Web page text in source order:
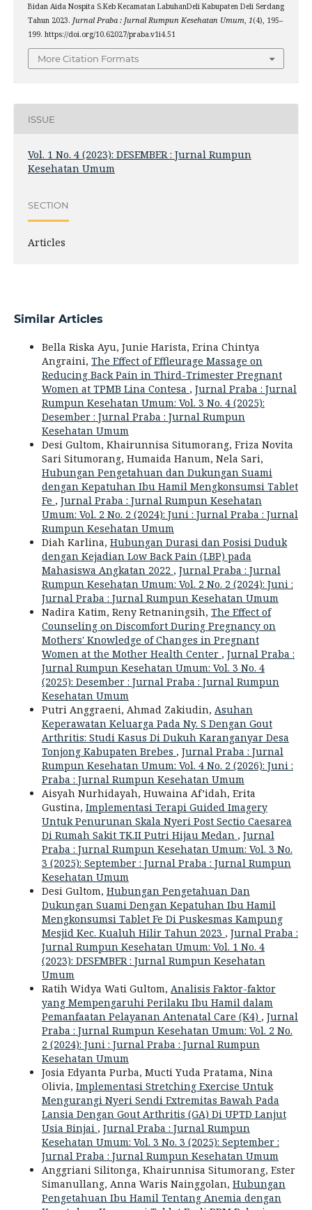
Bidan Aida Nospita S.Keb Kecamatan LabuhanDeli Kabupaten Deli Serdang
Tahun 2023. Jurnal Praba : Jurnal Rumpun Kesehatan Umum 1(4), 195–
199. https://doi.org/10.62027/praba.v1i4.51
More Citation Formats
ISSUE
Vol. 1 No. 4 (2023): DESEMBER : Jurnal Rumpun
Kesehatan Umum
SECTION
Articles
Similar Articles
Bella Riska Ayu, Junie Harista, Erina Chintya
Angraini, The Effect of Effleurage Massage on
Reducing Back Pain in Third-Trimester Pregnant
Women at TPMB Lina Contesa , Jurnal Praba : Jurnal
Rumpun Kesehatan Umum: Vol. 3 No. 4 (2025):
Desember : Jurnal Praba : Jurnal Rumpun
Kesehatan Umum
Desi Gultom, Khairunnisa Situmorang, Friza Novita
Sari Situmorang, Humaida Hanum, Nela Sari,
Hubungan Pengetahuan dan Dukungan Suami
dengan Kepatuhan Ibu Hamil Mengkonsumsi Tablet
Fe , Jurnal Praba : Jurnal Rumpun Kesehatan
Umum: Vol. 2 No. 2 (2024): Juni : Jurnal Praba : Jurnal
Rumpun Kesehatan Umum
Diah Karlina, Hubungan Durasi dan Posisi Duduk
dengan Kejadian Low Back Pain (LBP) pada
Mahasiswa Angkatan 2022 , Jurnal Praba : Jurnal
Rumpun Kesehatan Umum: Vol. 2 No. 2 (2024): Juni :
Jurnal Praba : Jurnal Rumpun Kesehatan Umum
Nadira Katim, Reny Retnaningsih, The Effect of
Counseling on Discomfort During Pregnancy on
Mothers' Knowledge of Changes in Pregnant
Women at the Mother Health Center , Jurnal Praba :
Jurnal Rumpun Kesehatan Umum: Vol. 3 No. 4
(2025): Desember : Jurnal Praba : Jurnal Rumpun
Kesehatan Umum
Putri Anggraeni, Ahmad Zakiudin, Asuhan
Keperawatan Keluarga Pada Ny. S Dengan Gout
Arthritis: Studi Kasus Di Dukuh Karanganyar Desa
Tonjong Kabupaten Brebes , Jurnal Praba : Jurnal
Rumpun Kesehatan Umum: Vol. 4 No. 2 (2026): Juni :
Praba : Jurnal Rumpun Kesehatan Umum
Aisyah Nurhidayah, Huwaina Af’idah, Erita
Gustina, Implementasi Terapi Guided Imagery
Untuk Penurunan Skala Nyeri Post Sectio Caesarea
Di Rumah Sakit TK.II Putri Hijau Medan , Jurnal
Praba : Jurnal Rumpun Kesehatan Umum: Vol. 3 No.
3 (2025): September : Jurnal Praba : Jurnal Rumpun
Kesehatan Umum
Desi Gultom, Hubungan Pengetahuan Dan
Dukungan Suami Dengan Kepatuhan Ibu Hamil
Mengkonsumsi Tablet Fe Di Puskesmas Kampung
Mesjid Kec. Kualuh Hilir Tahun 2023 , Jurnal Praba :
Jurnal Rumpun Kesehatan Umum: Vol. 1 No. 4
(2023): DESEMBER : Jurnal Rumpun Kesehatan
Umum
Ratih Widya Wati Gultom, Analisis Faktor-faktor
yang Mempengaruhi Perilaku Ibu Hamil dalam
Pemanfaatan Pelayanan Antenatal Care (K4) , Jurnal
Praba : Jurnal Rumpun Kesehatan Umum: Vol. 2 No.
2 (2024): Juni : Jurnal Praba : Jurnal Rumpun
Kesehatan Umum
Josia Edyanta Purba, Mucti Yuda Pratama, Nina
Olivia, Implementasi Stretching Exercise Untuk
Mengurangi Nyeri Sendi Extremitas Bawah Pada
Lansia Dengan Gout Arthritis (GA) Di UPTD Lanjut
Usia Binjai , Jurnal Praba : Jurnal Rumpun
Kesehatan Umum: Vol. 3 No. 3 (2025): September :
Jurnal Praba : Jurnal Rumpun Kesehatan Umum
Anggriani Silitonga, Khairunnisa Situmorang, Ester
Simanullang, Anna Waris Nainggolan, Hubungan
Pengetahuan Ibu Hamil Tentang Anemia dengan